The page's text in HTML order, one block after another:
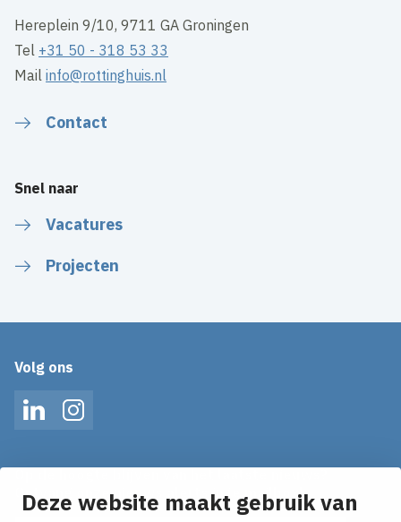
Deze website maakt gebruik van
Hereplein 9/10, 9711 GA Groningen
Tel +31 50 - 318 53 33
Mailinfo@rottinghuis.nl
Contact
Snel naar
Vacatures
Projecten
Volg ons
LinkedInInstagram
Ontvang onze nieuws alerts in je mailbox!